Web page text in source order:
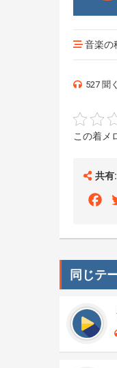
音楽の
527 聞く
この着メ
共有:
同じテ